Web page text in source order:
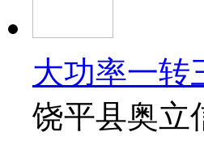
大功率一转
饶平县奥立